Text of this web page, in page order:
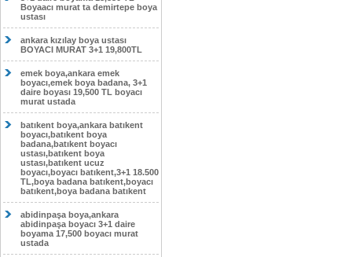
Boyaacı murat ta demirtepe boya
ustası
ankara kızılay boya ustası
BOYACI MURAT 3+1 19,800TL
emek boya,ankara emek
boyacı,emek boya badana, 3+1
daire boyası 19,500 TL boyacı
murat ustada
batıkent boya,ankara batıkent
boyacı,batıkent boya
badana,batıkent boyacı
ustası,batıkent boya
ustası,batıkent ucuz
boyacı,boyacı batıkent,3+1 18.500
TL,boya badana batıkent,boyacı
batıkent,boya badana batıkent
abidinpaşa boya,ankara
abidinpaşa boyacı 3+1 daire
boyama 17,500 boyacı murat
ustada